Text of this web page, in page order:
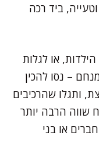
ביד רכה
או לגלות
– נסו להכין
ותגלו שהרכיבים
שווה הרבה יותר
או בני